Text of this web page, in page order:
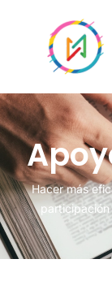
Hacer más
participación